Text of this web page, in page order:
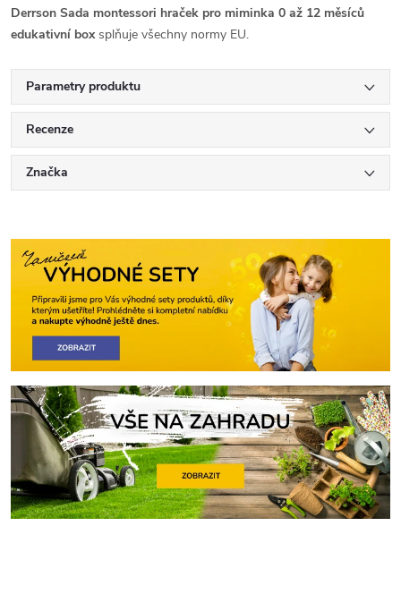
Derrson Sada montessori hraček pro miminka 0 až 12 měsíců
edukativní box splňuje všechny normy EU.
Parametry produktu
Recenze
Značka